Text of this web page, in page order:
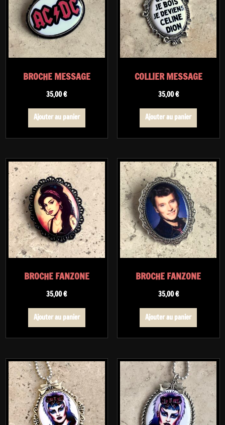
BROCHE MESSAGE
35,00€
Ajouter au panier
COLLIER MESSAGE
35,00€
Ajouter au panier
BROCHE FANZONE
35,00€
Ajouter au panier
BROCHE FANZONE
35,00€
Ajouter au panier